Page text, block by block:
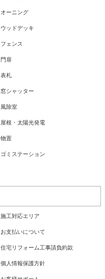
オーニング
ウッドデッキ
フェンス
門扉
表札
窓シャッター
風除室
屋根・太陽光発電
物置
ゴミステーション
施工対応エリア
お支払いについて
住宅リフォーム工事請負約款
個人情報保護方針